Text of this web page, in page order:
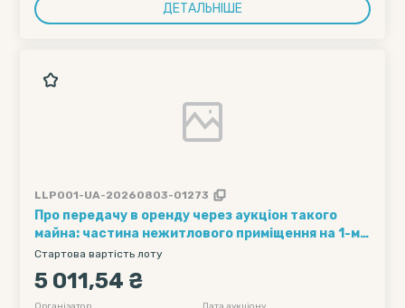
ДЕТАЛЬНІШЕ
LLP001-UA-20260803-01273
Про передачу в оренду через аукціон такого
майна: частина нежитлового приміщення на 1-му
поверсі адміністративного корпусу, загальною
площею 2,5 кв.м, за адресою: м. Одеса, пр-кт
Шевченка, 1. Договір від 26.03.2010 №
Стартова вартість лоту
5 011,54 ₴